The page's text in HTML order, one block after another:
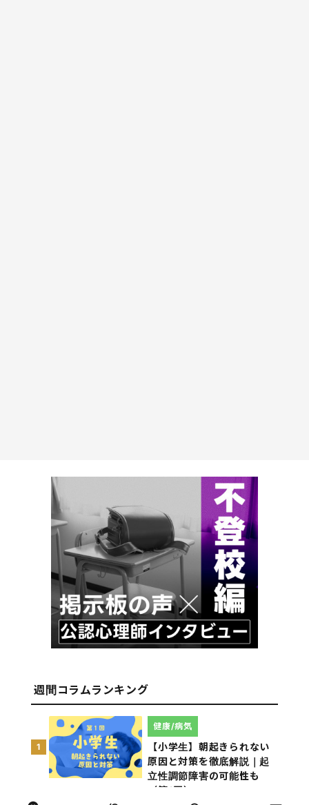
週間コラムランキング
1
【小学生】朝起きられない
原因と対策を徹底解説｜起
立性調節障害の可能性も
（第1回）
健康/病気